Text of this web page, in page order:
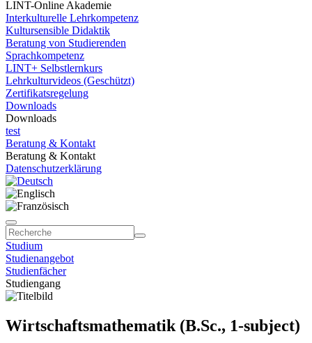
LINT-Online Akademie
Interkulturelle Lehrkompetenz
Kultursensible Didaktik
Beratung von Studierenden
Sprachkompetenz
LINT+ Selbstlernkurs
Lehrkulturvideos (Geschützt)
Zertifikatsregelung
Downloads
Downloads
test
Beratung & Kontakt
Beratung & Kontakt
Datenschutzerklärung
Studium
Studienangebot
Studienfächer
Studiengang
Wirtschaftsmathematik (B.Sc., 1-subject)